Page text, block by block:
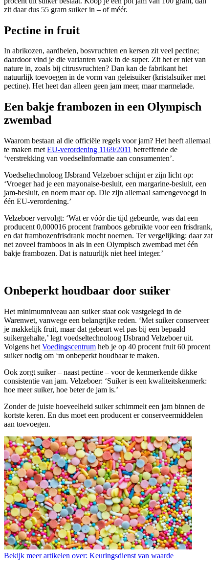
zit daar dus 55 gram suiker in – of méér.
Pectine in fruit
In abrikozen, aardbeien, bosvruchten en kersen zit veel pectine;
daardoor vind je die varianten vaak in de super. Zit het er niet van
nature in, zoals bij citrusvruchten? Dan kan de fabrikant het
natuurlijk toevoegen in de vorm van geleisuiker (kristalsuiker met
pectine). Het heet dan alleen geen jam meer, maar marmelade.
Een bakje frambozen in een Olympisch
zwembad
Waarom bestaan al die officiële regels voor jam? Het heeft allemaal
te maken met EU-verordening 1169/2011 betreffende de
‘verstrekking van voedselinformatie aan consumenten’.
Voedseltechnoloog IJsbrand Velzeboer schijnt er zijn licht op:
‘Vroeger had je een mayonaise-besluit, een margarine-besluit, een
jam-besluit, en noem maar op. Die zijn allemaal samengevoegd in
één EU-verordening.’
Velzeboer vervolgt: ‘Wat er vóór die tijd gebeurde, was dat een
producent 0,000016 procent framboos gebruikte voor een frisdrank,
en dat frambozenfrisdrank mocht noemen. Ter vergelijking: daar zat
net zoveel framboos in als in een Olympisch zwembad met één
bakje frambozen. Dat is natuurlijk niet heel integer.’
Onbeperkt houdbaar door suiker
Het minimumniveau aan suiker staat ook vastgelegd in de
Warenwet, vanwege een belangrijke reden. ‘Met suiker conserveer
je makkelijk fruit, maar dat gebeurt wel pas bij een bepaald
suikergehalte,’ legt voedseltechnoloog IJsbrand Velzeboer uit.
Volgens het Voedingscentrum heb je op 40 procent fruit 60 procent
suiker nodig om ‘m onbeperkt houdbaar te maken.
Ook zorgt suiker – naast pectine – voor de kenmerkende dikke
consistentie van jam. Velzeboer: ‘Suiker is een kwaliteitskenmerk:
hoe meer suiker, hoe beter de jam is.’
Zonder de juiste hoeveelheid suiker schimmelt een jam binnen de
kortste keren. En dus moet een producent er conserveermiddelen
aan toevoegen.
Bekijk meer artikelen over: Keuringsdienst van waarde